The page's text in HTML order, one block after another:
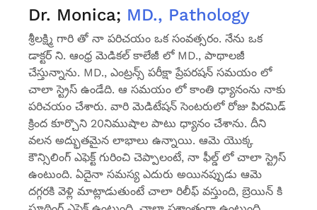
Dr. Monica; MD., Pathology
శ్రీలక్ష్మి గారి తో నా పరిచయం ఒక సంవత్సరం. నేను ఒక
డాక్టర్ ని. ఆంధ్ర మెడికల్ కాలేజీ లో MD., పాథాలజీ
చేస్తున్నాను. MD., ఎంట్రన్స్ పరీక్షా ప్రేపరషన్ సమయం లో
చాలా స్ట్రెస్ ఉండేది. ఆ సమయం లో కాంతి ధ్యానంను నాకు
పరిచయం చేశారు. వారి మెడిటేషన్ సెంటరులో రోజు పిరమిడ్
క్రింద కూర్చొని 20నిముషాల పాటు ధ్యానం చేశాను. దీని
వలన అద్భుతమైన లాభాలు ఉన్నాయి. ఆమె యొక్క
కౌన్సిలింగ్ ఎఫెక్ట్ గురించి చెప్పాలంటే, నా ఫీల్డ్ లో చాలా స్ట్రెస్
ఉంటుంది. ఏదైనా సమస్య ఎదురు అయినప్పుడు ఆమె
దగ్గరకి వెళ్లి మాట్లాడుతుంటే చాలా రిలీఫ్ వస్తుంది, బ్రెయిన్ కి